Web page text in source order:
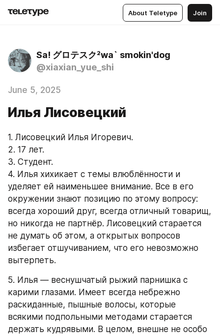
About Teletype Join
Sa! グロテスク²wa` smokin'dog
@xiaxian_yue_shi
June 5, 2025
Илья Лисовецкий
1. Лисовецкий Илья Игоревич.
2. 17 лет.
3. Студент.
4. Илья хихикает с темы влюблённости и
уделяет ей наименьшее внимание. Все в его
окружении знают позицию по этому вопросу:
всегда хороший друг, всегда отличный товарищ,
но никогда не партнёр. Лисовецкий старается
не думать об этом, а открытых вопросов
избегает отшучиванием, что его невозможно
вытерпеть.
5. Илья — веснушчатый рыжий парнишка с
карими глазами. Имеет всегда небрежно
раскиданные, пышные волосы, которые
всякими подпольными методами старается
держать кудрявыми. В целом, внешне не особо